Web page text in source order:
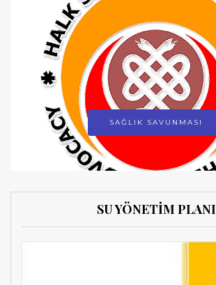
SAĞLIK SAVUNMASI
SU YÖNETİM PLANI